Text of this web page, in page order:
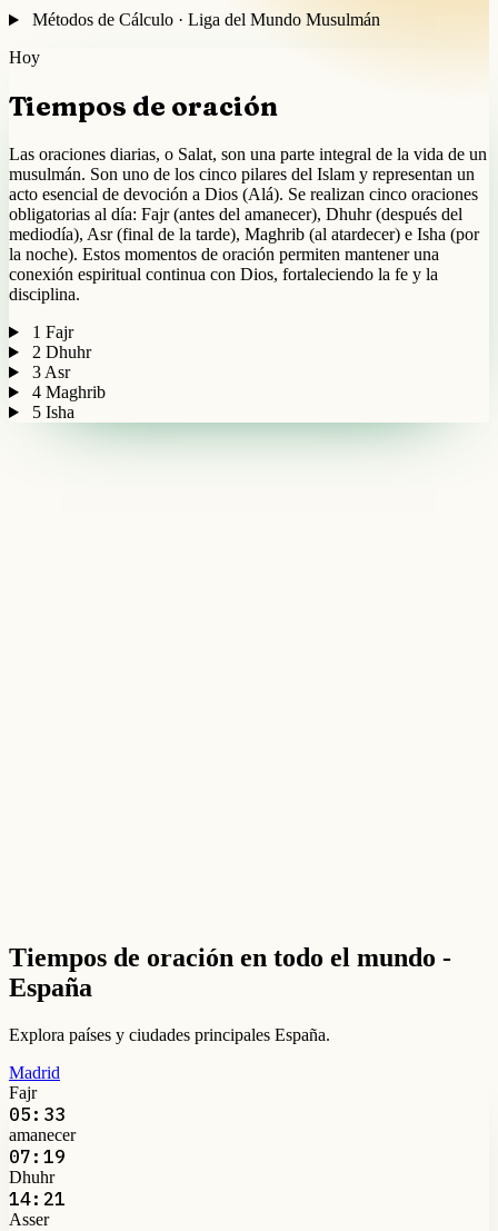
Métodos de Cálculo · Liga del Mundo Musulmán
Hoy
Tiempos de oración
Las oraciones diarias, o Salat, son una parte integral de la vida de un
musulmán. Son uno de los cinco pilares del Islam y representan un
acto esencial de devoción a Dios (Alá). Se realizan cinco oraciones
obligatorias al día: Fajr (antes del amanecer), Dhuhr (después del
mediodía), Asr (final de la tarde), Maghrib (al atardecer) e Isha (por
la noche). Estos momentos de oración permiten mantener una
conexión espiritual continua con Dios, fortaleciendo la fe y la
disciplina.
1 Fajr
2 Dhuhr
3 Asr
4 Maghrib
5 Isha
Tiempos de oración en todo el mundo -
España
Explora países y ciudades principales España.
Madrid
Fajr
05:33
amanecer
07:19
Dhuhr
14:21
Asser